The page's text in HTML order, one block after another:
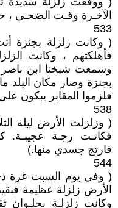
الآخـرة وقـت الضحـى ،
533
( وكانت زلزلة بجنزة
فأهلكتهم ، وكانت
وسمعت شيخنا ابن
بجنزة وصار مكان البلد
فلزموا المقابر يبكون
538
( وزلزلت الأرض ليلة
فكانـت رجـة
فارتج جسدي منها‏.‏)
544
( وفي يوم السبت غرة
الأرض زلزلة عظيمة
وكانت زلزلـة بحلـوان